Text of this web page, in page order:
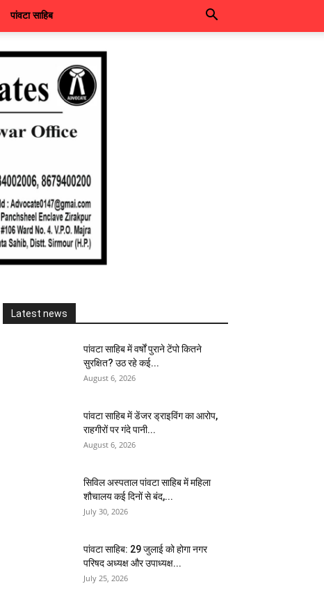
पांवटा साहिब
Latest news
पांवटा साहिब में वर्षों पुराने टेंपो कितने
सुरक्षित? उठ रहे कई...
August 6, 2026
पांवटा साहिब में डेंजर ड्राइविंग का आरोप,
राहगीरों पर गंदे पानी...
August 6, 2026
सिविल अस्पताल पांवटा साहिब में महिला
शौचालय कई दिनों से बंद,...
July 30, 2026
पांवटा साहिब: 29 जुलाई को होगा नगर
परिषद अध्यक्ष और उपाध्यक्ष...
July 25, 2026